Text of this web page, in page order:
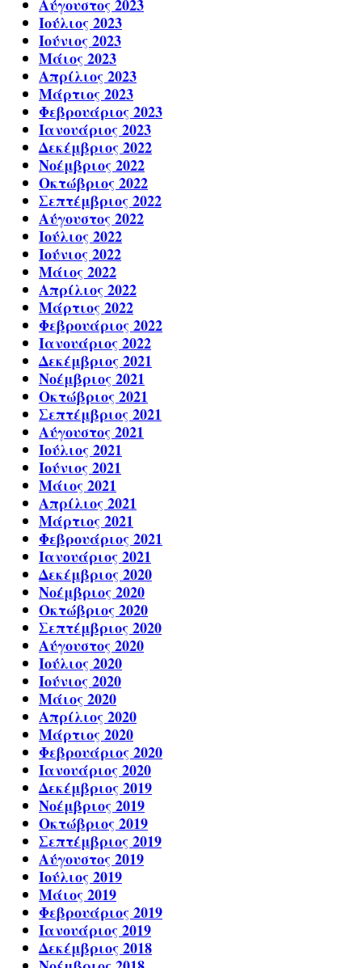
Αύγουστος 2023
Ιούλιος 2023
Ιούνιος 2023
Μάιος 2023
Απρίλιος 2023
Μάρτιος 2023
Φεβρουάριος 2023
Ιανουάριος 2023
Δεκέμβριος 2022
Νοέμβριος 2022
Οκτώβριος 2022
Σεπτέμβριος 2022
Αύγουστος 2022
Ιούλιος 2022
Ιούνιος 2022
Μάιος 2022
Απρίλιος 2022
Μάρτιος 2022
Φεβρουάριος 2022
Ιανουάριος 2022
Δεκέμβριος 2021
Νοέμβριος 2021
Οκτώβριος 2021
Σεπτέμβριος 2021
Αύγουστος 2021
Ιούλιος 2021
Ιούνιος 2021
Μάιος 2021
Απρίλιος 2021
Μάρτιος 2021
Φεβρουάριος 2021
Ιανουάριος 2021
Δεκέμβριος 2020
Νοέμβριος 2020
Οκτώβριος 2020
Σεπτέμβριος 2020
Αύγουστος 2020
Ιούλιος 2020
Ιούνιος 2020
Μάιος 2020
Απρίλιος 2020
Μάρτιος 2020
Φεβρουάριος 2020
Ιανουάριος 2020
Δεκέμβριος 2019
Νοέμβριος 2019
Οκτώβριος 2019
Σεπτέμβριος 2019
Αύγουστος 2019
Ιούλιος 2019
Μάιος 2019
Φεβρουάριος 2019
Ιανουάριος 2019
Δεκέμβριος 2018